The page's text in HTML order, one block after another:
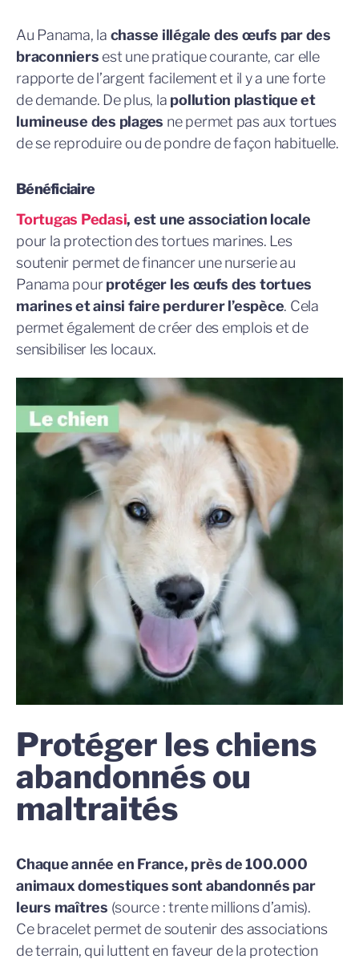
Au Panama, la chasse illégale des œufs par des
braconniers est une pratique courante, car elle
rapporte de l’argent facilement et il y a une forte
de demande. De plus, la pollution plastique et
lumineuse des plages ne permet pas aux tortues
de se reproduire ou de pondre de façon habituelle.
Bénéficiaire
Tortugas Pedasi, est une association locale
pour la protection des tortues marines. Les
soutenir permet de financer une nurserie au
Panama pourprotéger les œufs des tortues
marines et ainsi faire perdurer l’espèce. Cela
permet également de créer des emplois et de
sensibiliser les locaux.
Protéger les chiens
abandonnés ou
maltraités
Chaque année en France, près de 100.000
animaux domestiques sont abandonnés par
leurs maîtres (source : trente millions d’amis).
Ce bracelet permet de soutenir des associations
de terrain, qui luttent en faveur de la protection